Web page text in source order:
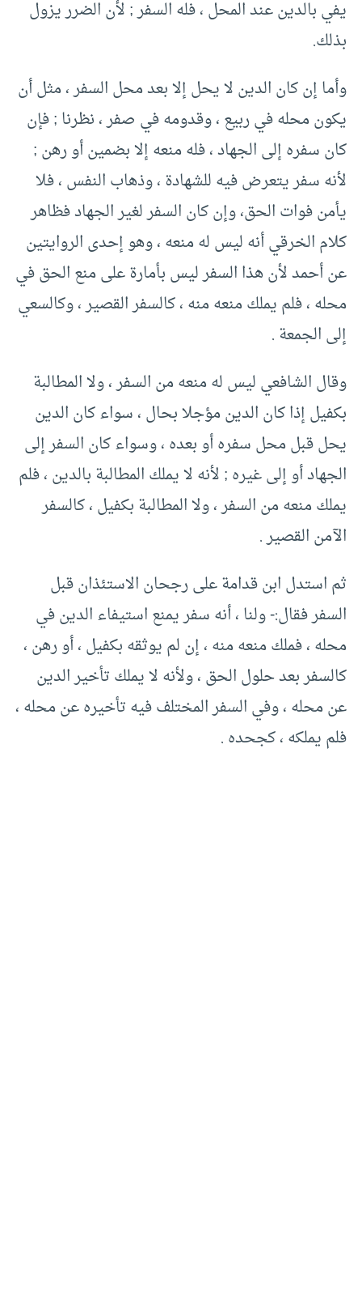
يفي بالدين عند المحل ، فله السفر ; لأن الضرر يزول
بذلك.
وأما إن كان الدين لا يحل إلا بعد محل السفر ، مثل أن
يكون محله في ربيع ، وقدومه في صفر ، نظرنا ; فإن
كان سفره إلى الجهاد ، فله منعه إلا بضمين أو رهن ;
لأنه سفر يتعرض فيه للشهادة ، وذهاب النفس ، فلا
يأمن فوات الحق، وإن كان السفر لغير الجهاد فظاهر
كلام الخرقي أنه ليس له منعه ، وهو إحدى الروايتين
عن أحمد لأن هذا السفر ليس بأمارة على منع الحق في
محله ، فلم يملك منعه منه ، كالسفر القصير ، وكالسعي
إلى الجمعة .
وقال الشافعي ليس له منعه من السفر ، ولا المطالبة
بكفيل إذا كان الدين مؤجلا بحال ، سواء كان الدين
يحل قبل محل سفره أو بعده ، وسواء كان السفر إلى
الجهاد أو إلى غيره ; لأنه لا يملك المطالبة بالدين ، فلم
يملك منعه من السفر ، ولا المطالبة بكفيل ، كالسفر
الآمن القصير .
ثم استدل ابن قدامة على رجحان الاستئذان قبل
السفر فقال:- ولنا ، أنه سفر يمنع استيفاء الدين في
محله ، فملك منعه منه ، إن لم يوثقه بكفيل ، أو رهن ،
كالسفر بعد حلول الحق ، ولأنه لا يملك تأخير الدين
عن محله ، وفي السفر المختلف فيه تأخيره عن محله ،
فلم يملكه ، كجحده .